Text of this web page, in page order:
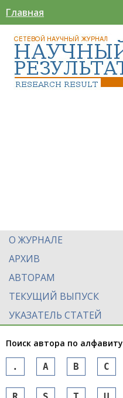
Главная
О ЖУРНАЛЕ
АРХИВ
АВТОРАМ
ТЕКУЩИЙ ВЫПУСК
УКАЗАТЕЛЬ СТАТЕЙ
Поиск автора по алфавиту
. A B C